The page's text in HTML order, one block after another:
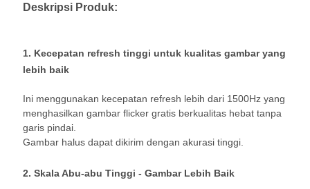
Deskripsi Produk:
1. Kecepatan refresh tinggi untuk kualitas gambar yang
lebih baik
Ini menggunakan kecepatan refresh lebih dari 1500Hz yang
menghasilkan gambar flicker gratis berkualitas hebat tanpa
garis pindai.
Gambar halus dapat dikirim dengan akurasi tinggi.
2. Skala Abu-abu Tinggi - Gambar Lebih Baik